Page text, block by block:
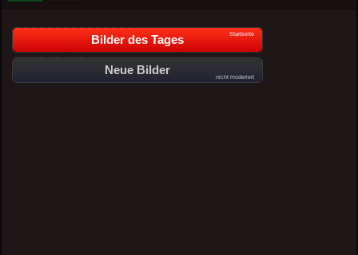
Bilder des Tages Startseite
Neue Bilder
nicht moderiert